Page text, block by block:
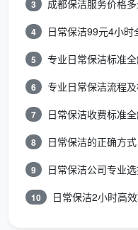
辅助保洁员（技能
负责常规清洁任务
协助工具传递和区
进行垃圾收集和初
这种分工模式使2
确保在有限时间内完
智能工具包系统：专
3
4
5
6
7 日常保洁收费标准
8
9
10